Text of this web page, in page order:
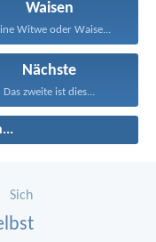
Waisen
Witwe oder Waise...
Nächste
Das zweite ist dies...
Sich